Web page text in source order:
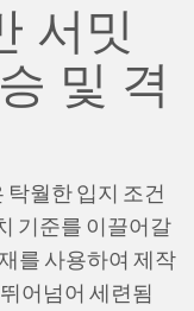
서밋
및 격
월한 입지 조건
기준를 이끌어갈
를 사용하여 제작
어넘어 세련됨